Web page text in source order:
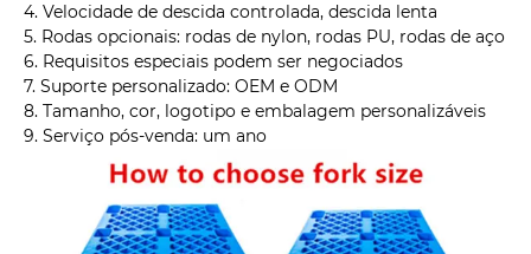
4. Velocidade de descida controlada, descida lenta
5. Rodas opcionais: rodas de nylon, rodas PU, rodas de aço
6. Requisitos especiais podem ser negociados
7. Suporte personalizado: OEM e ODM
8. Tamanho, cor, logotipo e embalagem personalizáveis
9. Serviço pós-venda: um ano